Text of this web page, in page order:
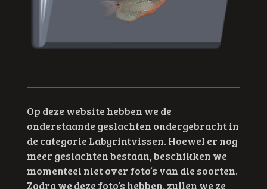
Op deze website hebben we de
onderstaande geslachten ondergebracht in
de categorie Labyrintvissen. Hoewel er nog
meer geslachten bestaan, beschikken we
momenteel niet over foto’s van die soorten.
Zodra we deze foto’s hebben, zullen we ze